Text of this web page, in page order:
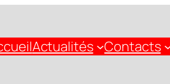
Actualités Contacts